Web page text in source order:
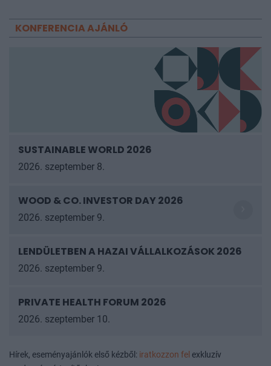
KONFERENCIA AJÁNLÓ
SUSTAINABLE WORLD 2026
2026. szeptember 8.
WOOD & CO. INVESTOR DAY 2026
2026. szeptember 9.
LENDÜLETBEN A HAZAI VÁLLALKOZÁSOK
2026
PRIVATE HEALTH FORUM 2026